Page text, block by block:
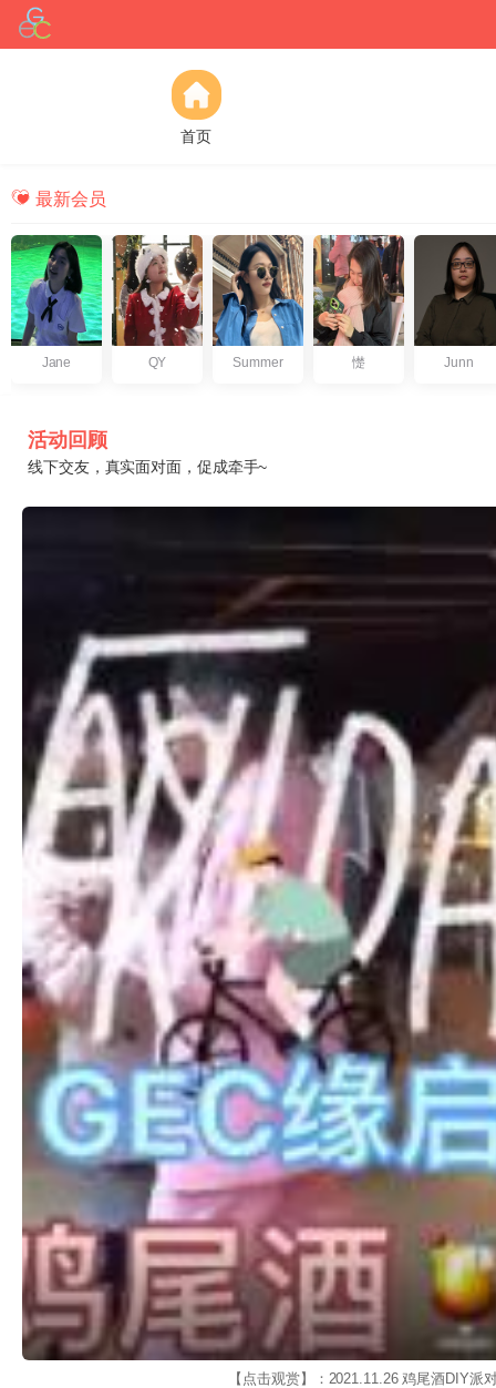
首页
最新会员
Jane QY Summer 憷 Junn
活动回顾
线下交友，真实面对面，促成牵手~
【点击观赏】：2021.11.26 鸡尾酒DIY派